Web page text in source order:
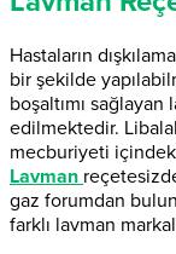
Hastaların
bir şekilde
boşaltımı
edilmektedir.
mecburiyeti
Lavman
gaz forumdan
farklı lavman